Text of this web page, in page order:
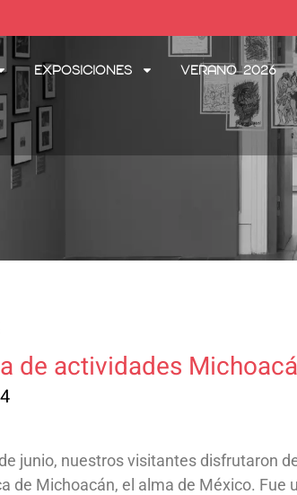
Exposiciones Verano 2026
de actividades
junio, nuestros visitantes disfrutaron
de Michoacán, el alma de México. Fue